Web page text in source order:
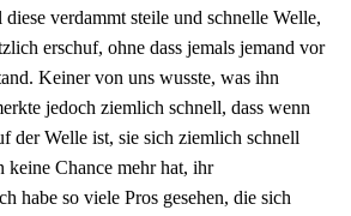
verdammt steile und schnelle Welle,
erschuf, ohne dass jemals jemand vor
Keiner von uns wusste, was ihn
jedoch ziemlich schnell, dass wenn
der Welle ist, sie sich ziemlich schnell
keine Chance mehr hat, ihr
habe so viele Pros gesehen, die sich